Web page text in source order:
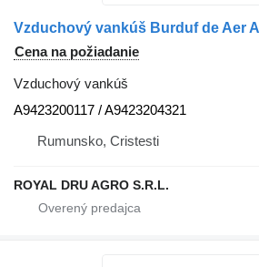
Cena na požiadanie
Vzduchový vankúš
A9423200117 / A9423204321
Rumunsko, Cristesti
ROYAL DRU AGRO S.R.L.